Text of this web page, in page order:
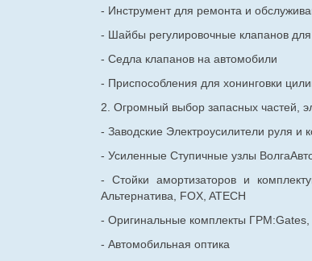
- Инструмент для ремонта и
- Шайбы регулировочные клапанов для
- Седла клапанов на автомобили
- Приспособления для хонинговки
2. Огромный выбор запасных частей,
- Заводские Электроусилители руля и
- Усиленные Ступичные узлы
- Стойки амортизаторов и
Альтернатива, FOX, ATECH
- Оригинальные комплекты ГРМ:Gates,
- Автомобильная оптика